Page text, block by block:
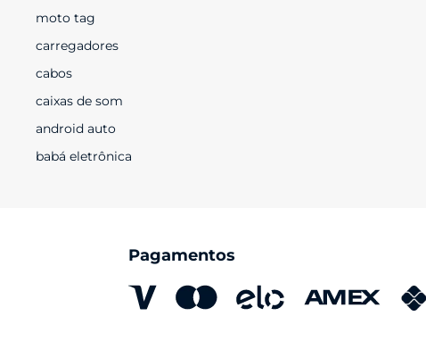
moto tag
carregadores
cabos
caixas de som
android auto
babá eletrônica
Pagamentos